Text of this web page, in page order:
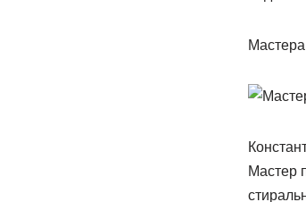
Мастер